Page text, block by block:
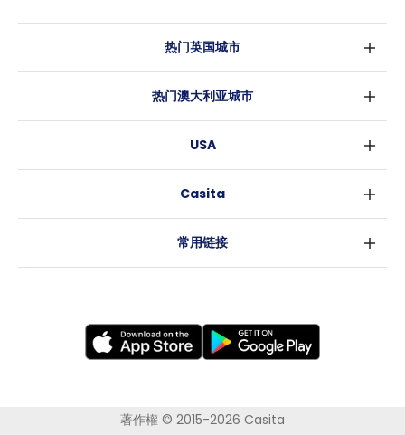
热门英国城市
伦敦
爱丁堡
利兹
考文垂
莱斯特
纽卡斯尔
热门澳大利亚城市
布里斯班
阿德莱德
USA
洛杉矶
Casita
常用链接
著作權 © 2015-2026 Casita